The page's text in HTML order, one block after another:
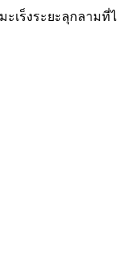
ะเร็งระยะลุกลาม